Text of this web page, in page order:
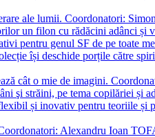
ale lumii. Coordonatori:
un filon cu rădăcini adânci și
pentru genul SF de pe
își deschide porțile către
cât o mie de imagini.
şi străini, pe tema copilăriei
și inovativ pentru teoriile
Alexandru Ioan